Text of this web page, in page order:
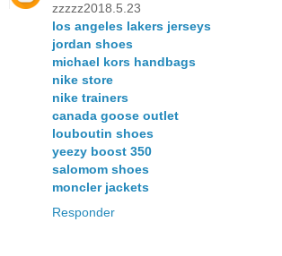
zzzzz2018.5.23
los angeles lakers jerseys
jordan shoes
michael kors handbags
nike store
nike trainers
canada goose outlet
louboutin shoes
yeezy boost 350
salomom shoes
moncler jackets
Responder